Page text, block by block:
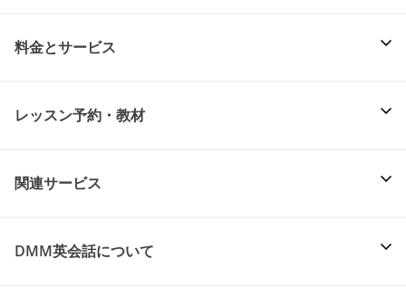
料金とサービス
レッスン予約・教材
関連サービス
DMM英会話について